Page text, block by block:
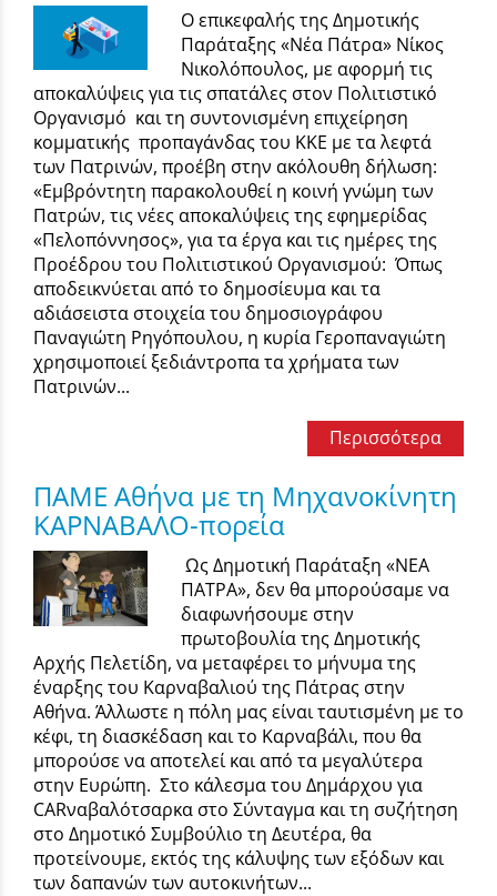
Ο επικεφαλής της Δημοτικής
Παράταξης «Νέα Πάτρα» Νίκος
Νικολόπουλος, με αφορμή τις
αποκαλύψεις για τις σπατάλες στον Πολιτιστικό
Οργανισμό και τη συντονισμένη επιχείρηση
κομματικής προπαγάνδας του ΚΚΕ με τα λεφτά
των Πατρινών, προέβη στην ακόλουθη δήλωση:
«Εμβρόντητη παρακολουθεί η κοινή γνώμη των
Πατρών, τις νέες αποκαλύψεις της εφημερίδας
«Πελοπόννησος», για τα έργα και τις ημέρες της
Προέδρου του Πολιτιστικού Οργανισμού: Όπως
αποδεικνύεται από το δημοσίευμα και τα
αδιάσειστα στοιχεία του δημοσιογράφου
Παναγιώτη Ρηγόπουλου, η κυρία Γεροπαναγιώτη
χρησιμοποιεί ξεδιάντροπα τα χρήματα των
Πατρινών...
Περισσότερα
ΠΑΜΕ Αθήνα με τη Μηχανοκίνητη
ΚΑΡΝΑΒΑΛΟ-πορεία
Ως Δημοτική Παράταξη «ΝΕΑ
ΠΑΤΡΑ», δεν θα μπορούσαμε να
διαφωνήσουμε στην
πρωτοβουλία της Δημοτικής
Αρχής Πελετίδη, να μεταφέρει το μήνυμα της
έναρξης του Καρναβαλιού της Πάτρας στην
Αθήνα. Άλλωστε η πόλη μας είναι ταυτισμένη με το
κέφι, τη διασκέδαση και το Καρναβάλι, που θα
μπορούσε να αποτελεί και από τα μεγαλύτερα
στην Ευρώπη. Στο κάλεσμα του Δημάρχου για
CARναβαλότσαρκα στο Σύνταγμα και τη συζήτηση
στο Δημοτικό Συμβούλιο τη Δευτέρα, θα
προτείνουμε, εκτός της κάλυψης των εξόδων και
των δαπανών των αυτοκινήτων...